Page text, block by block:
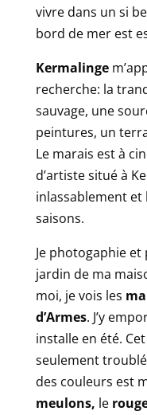
vivre dans un si
bord de mer est
Kermalinge
recherche: la
sauvage, une
peintures, un
Le marais est à
d’artiste situé à
inlassablement
saisons.
Je photogaphie
jardin de ma
moi, je vois les
d’Armes. J’y
installe en été.
seulement
des couleurs est
meulons, le